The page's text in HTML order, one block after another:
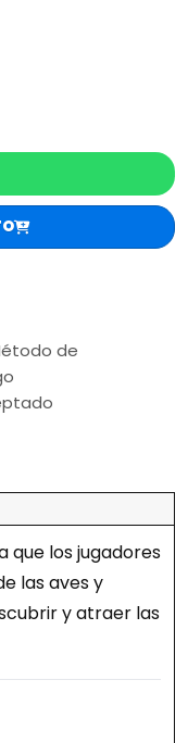
que los jugadores
las aves y
y atraer las